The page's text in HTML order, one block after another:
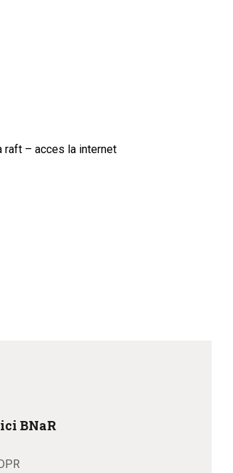
raft – acces la internet
BNaR